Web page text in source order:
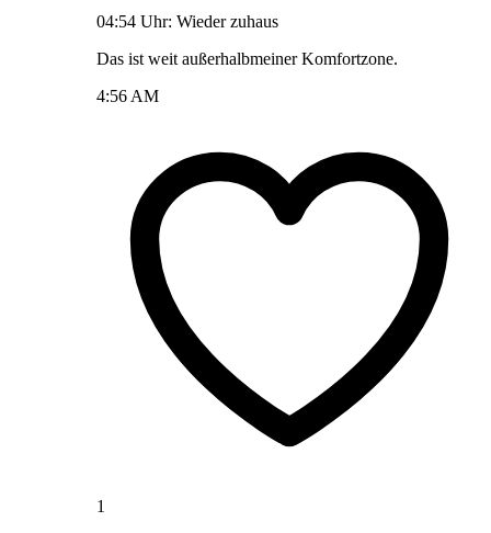
04:54 Uhr: Wieder zuhaus
Das ist weit außerhalbmeiner Komfortzone.
4:56 AM
1